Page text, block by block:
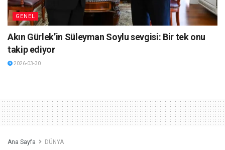
GENEL
Akın Gürlek’in Süleyman Soylu sevgisi: Bir tek onu
takip ediyor
2026-03-30
Ana Sayfa DÜNYA